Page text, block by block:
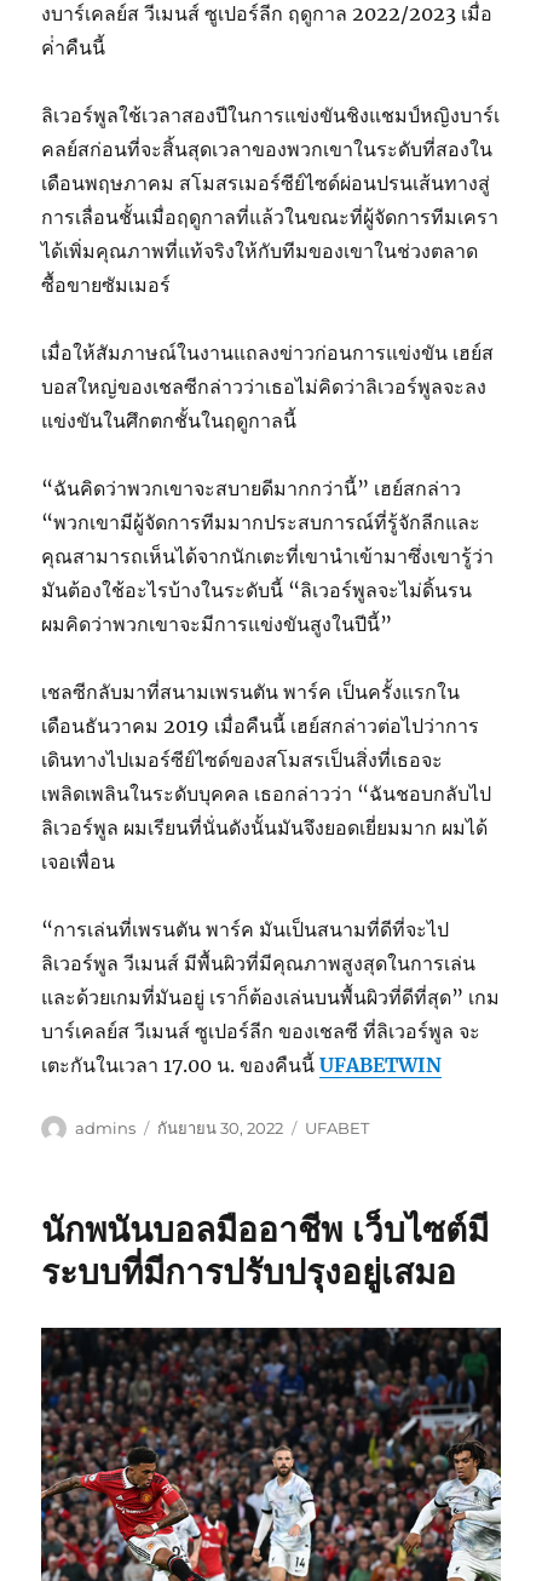
งบาร์เคลย์ส วีเมนส์ ซูเปอร์ลีก ฤดูกาล 2022/2023 เมื่อ
ค่ําคืนนี้
ลิเวอร์พูลใช้เวลาสองปีในการแข่งขันชิงแชมป์หญิงบาร์เ
คลย์สก่อนที่จะสิ้นสุดเวลาของพวกเขาในระดับที่สองใน
เดือนพฤษภาคม สโมสรเมอร์ซีย์ไซด์ผ่อนปรนเส้นทางสู่
การเลื่อนชั้นเมื่อฤดูกาลที่แล้วในขณะที่ผู้จัดการทีมเครา
ได้เพิ่มคุณภาพที่แท้จริงให้กับทีมของเขาในช่วงตลาด
ซื้อขายซัมเมอร์
เมื่อให้สัมภาษณ์ในงานแถลงข่าวก่อนการแข่งขัน เฮย์ส
บอสใหญ่ของเชลซีกล่าวว่าเธอไม่คิดว่าลิเวอร์พูลจะลง
แข่งขันในศึกตกชั้นในฤดูกาลนี้
“ฉันคิดว่าพวกเขาจะสบายดีมากกว่านี้” เฮย์สกล่าว
“พวกเขามีผู้จัดการทีมมากประสบการณ์ที่รู้จักลีกและ
คุณสามารถเห็นได้จากนักเตะที่เขานําเข้ามาซึ่งเขารู้ว่า
มันต้องใช้อะไรบ้างในระดับนี้ “ลิเวอร์พูลจะไม่ดิ้นรน
ผมคิดว่าพวกเขาจะมีการแข่งขันสูงในปีนี้”
เชลซีกลับมาที่สนามเพรนตัน พาร์ค เป็นครั้งแรกใน
เดือนธันวาคม 2019 เมื่อคืนนี้ เฮย์สกล่าวต่อไปว่าการ
เดินทางไปเมอร์ซีย์ไซด์ของสโมสรเป็นสิ่งที่เธอจะ
เพลิดเพลินในระดับบุคคล เธอกล่าวว่า “ฉันชอบกลับไป
ลิเวอร์พูล ผมเรียนที่นั่นดังนั้นมันจึงยอดเยี่ยมมาก ผมได้
เจอเพื่อน
“การเล่นที่เพรนตัน พาร์ค มันเป็นสนามที่ดีที่จะไป
ลิเวอร์พูล วีเมนส์ มีพื้นผิวที่มีคุณภาพสูงสุดในการเล่น
และด้วยเกมที่มันอยู่ เราก็ต้องเล่นบนพื้นผิวที่ดีที่สุด” เกม
บาร์เคลย์ส วีเมนส์ ซูเปอร์ลีก ของเชลซี ที่ลิเวอร์พูล จะ
เตะกันในเวลา 17.00 น. ของคืนนี้UFABETWIN
ผู้
admins
เขียน
กันยายน 30, 2022
หมวด
UFABET
นักพนันบอลมืออาชีพ เว็บไซต์มี
ระบบที่มีการปรับปรุงอยู่เสมอ